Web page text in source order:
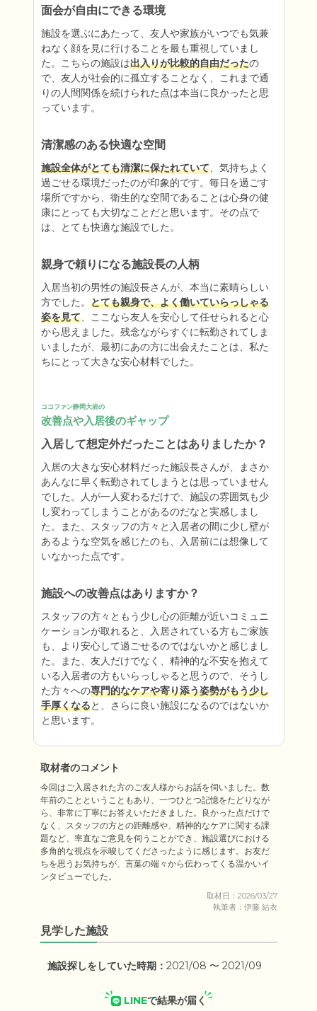
面会が自由にできる環境
施設を選ぶにあたって、友人や家族がいつでも気兼
ねなく顔を見に行けることを最も重視していまし
た。こちらの施設は出入りが比較的自由だったの
で、友人が社会的に孤立することなく、これまで通
りの人間関係を続けられた点は本当に良かったと思
っています。
清潔感のある快適な空間
施設全体がとても清潔に保たれていて、気持ちよく
過ごせる環境だったのが印象的です。毎日を過ごす
場所ですから、衛生的な空間であることは心身の健
康にとっても大切なことだと思います。その点で
は、とても快適な施設でした。
親身で頼りになる施設長の人柄
入居当初の男性の施設長さんが、本当に素晴らしい
方でした。 とても親身で、よく働いていらっしゃる
姿を見て、ここなら友人を安心して任せられると心
から思えました。残念ながらすぐに転勤されてしま
いましたが、最初にあの方に出会えたことは、私た
ちにとって大きな安心材料でした。
ココファン静岡大岩の
改善点や入居後のギャップ
入居して想定外だったことはありましたか？
入居の大きな安心材料だった施設長さんが、まさか
あんなに早く転勤されてしまうとは思っていません
でした。人が一人変わるだけで、施設の雰囲気も少
し変わってしまうことがあるのだなと実感しまし
た。また、スタッフの方々と入居者の間に少し壁が
あるような空気を感じたのも、入居前には想像して
いなかった点です。
施設への改善点はありますか？
スタッフの方々ともう少し心の距離が近いコミュニ
ケーションが取れると、入居されている方もご家族
も、より安心して過ごせるのではないかと感じまし
た。また、友人だけでなく、精神的な不安を抱えて
いる入居者の方もいらっしゃると思うので、そうし
た方々への専門的なケアや寄り添う姿勢がもう少し
手厚くなると、さらに良い施設になるのではないか
と思います。
取材者のコメント
今回はご入居された方のご友人様からお話を伺いました。数
年前のことということもあり、一つひとつ記憶をたどりなが
ら、非常に丁寧にお答えいただきました。良かった点だけで
なく、スタッフの方との距離感や、精神的なケアに関する課
題など、率直なご意見を伺うことができ、施設選びにおける
多角的な視点を示唆してくださったように感じます。お友だ
ちを思うお気持ちが、言葉の端々から伝わってくる温かいイ
ンタビューでした。
取材日：2026/03/27
執筆者：伊藤 結衣
見学した施設
施設探しをしていた時期： 2021/08 〜 2021/09
LINEで結果が届く